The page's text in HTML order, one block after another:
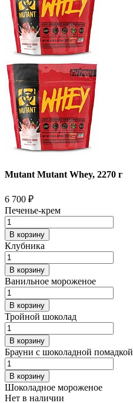
Mutant Mutant Whey, 2270 г
6 700 ₽
Печенье-крем
В корзину
Клубника
В корзину
Ванильное мороженое
В корзину
Тройной шоколад
В корзину
Брауни с шоколадной помадкой
В корзину
Шоколадное мороженое
Нет в наличии